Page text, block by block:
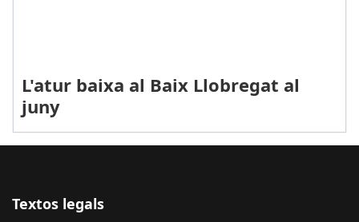
L'atur baixa al Baix Llobregat al
juny
Textos legals